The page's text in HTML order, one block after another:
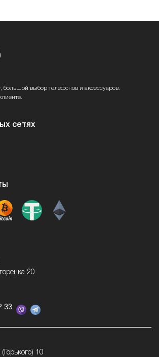
большой выбор телефонов и аксессуаров.
сетях
20
33
10